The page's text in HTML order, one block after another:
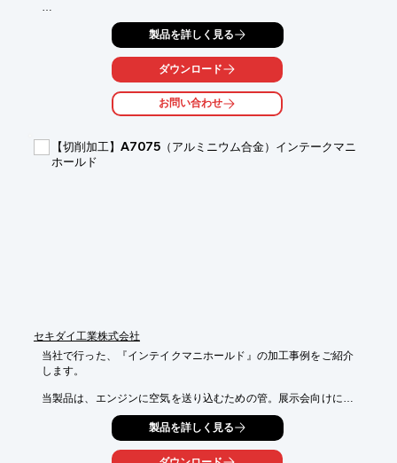
※詳細はPDFをダウンロードいただくか、お気軽にお問い合わせ
車両のボルトと交換、またはボルトの突き出し部にナットを追加
装備するだけの簡単取り付けで、効果を体感することができま
化
■吸気・燃料系への取り付けにより燃費の向上を実現
製品を詳しく見る
ダウンロード
お問い合わせ
【切削加工】A7075（アルミニウム合金）インテークマニ
ホールド
セキダイ工業株式会社
当社で行った、『インテイクマニホールド』の加工事例をご紹介
します。
当製品は、エンジンに空気を送り込むための管。展示会向けに当
企画・構想し、株式会社童夢様(DOME CO.,LTD)にて設計モデリ
をしていただきました。
製品を詳しく見る